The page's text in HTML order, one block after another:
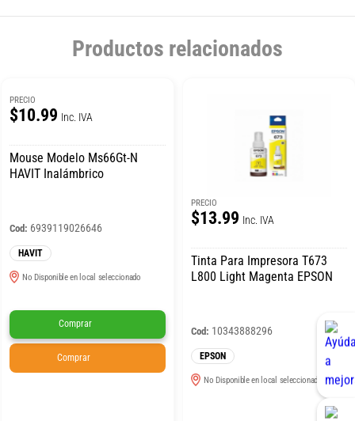
Productos relacionados
PRECIO
$10.99 Inc. IVA
Mouse Modelo Ms66Gt-N
HAVIT Inalámbrico
Cod: 6939119026646
HAVIT
No Disponible en local seleccionado
Comprar
Comprar
PRECIO
$13.99 Inc. IVA
Tinta Para Impresora T673
L800 Light Magenta EPSON
Cod: 10343888296
EPSON
No Disponible en local seleccionado